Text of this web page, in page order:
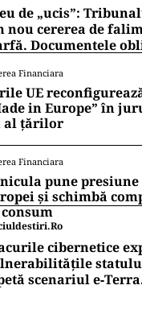
de „ucis”:
nou cererea de
Documentele
Financiara
UE
in Europe” în
al țărilor
Financiara
pune presiune
și schimbă
cibernetice
scenariul